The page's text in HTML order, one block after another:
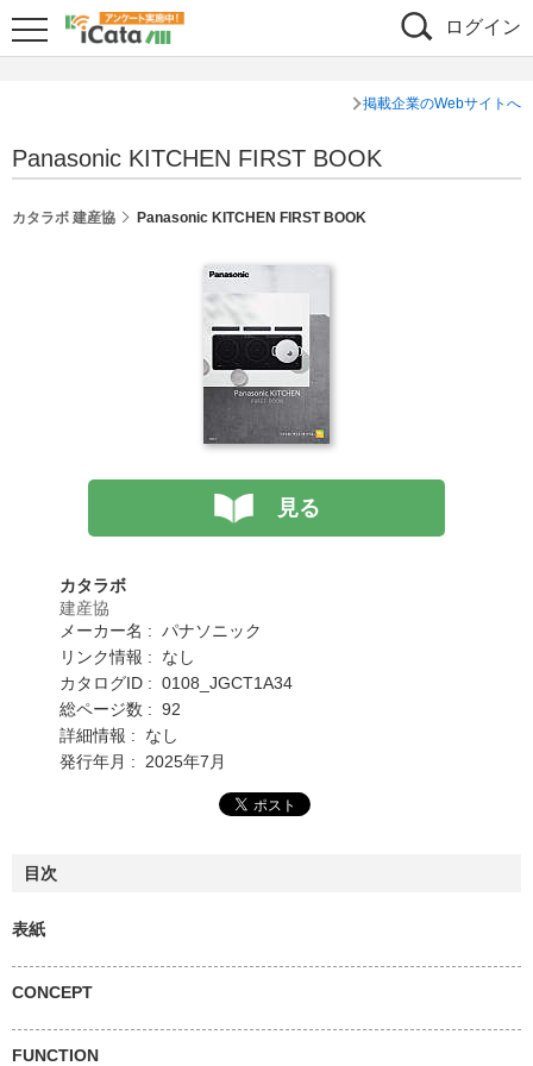
ログイン
掲載企業のWebサイトへ
Panasonic KITCHEN FIRST BOOK
カタラボ 建産協 Panasonic KITCHEN FIRST BOOK
見る
カタラボ
建産協
メーカー名 : パナソニック
リンク情報 : なし
カタログID : 0108_JGCT1A34
総ページ数 : 92
詳細情報 : なし
発行年月 : 2025年7月
目次
表紙
CONCEPT
FUNCTION